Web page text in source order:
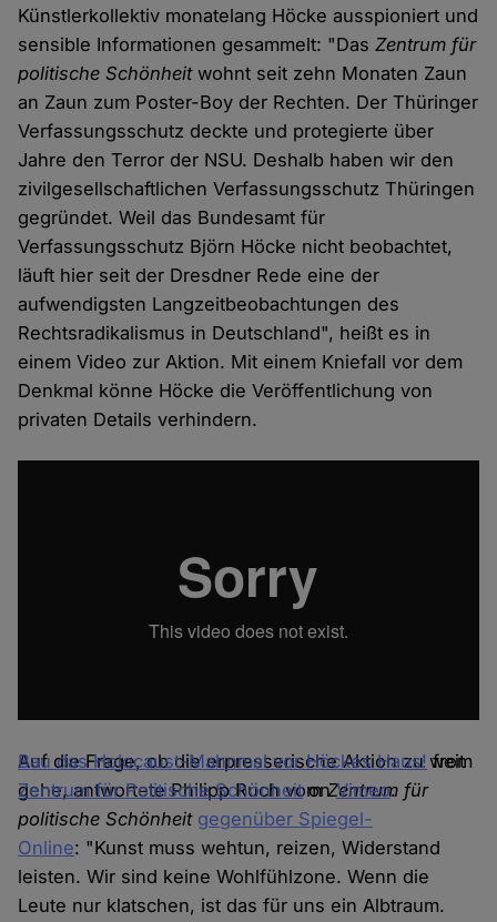
Künstlerkollektiv monatelang Höcke ausspioniert und
sensible Informationen gesammelt: "DasZentrum für
politische Schönheitwohnt seit zehn Monaten Zaun
an Zaun zum Poster-Boy der Rechten. Der Thüringer
Verfassungsschutz deckte und protegierte über
Jahre den Terror der NSU. Deshalb haben wir den
zivilgesellschaftlichen Verfassungsschutz Thüringen
gegründet. Weil das Bundesamt für
Verfassungsschutz Björn Höcke nicht beobachtet,
läuft hier seit der Dresdner Rede eine der
aufwendigsten Langzeitbeobachtungen des
Rechtsradikalismus in Deutschland", heißt es in
einem Video zur Aktion. Mit einem Kniefall vor dem
Denkmal könne Höcke die Veröffentlichung von
privaten Details verhindern.
Bau das Holocaust-Mahnmal vor Höckes Haus! from
Zentrum für Politische SchönheitonVimeo.
Auf die Frage, ob die erpresserische Aktion zu weit
gehe, antwortete Philipp Ruch vomZentrum für
politische Schönheit gegenüber Spiegel-
Online: "Kunst muss wehtun, reizen, Widerstand
leisten. Wir sind keine Wohlfühlzone. Wenn die
Leute nur klatschen, ist das für uns ein Albtraum.